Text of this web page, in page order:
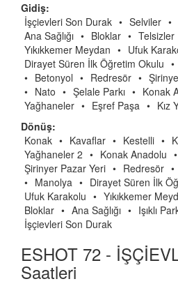
Gidiş:
İşçievleri Son Durak • Selviler •
Ana Sağlığı • Bloklar • Telsizler
Yıkıkkemer Meydan • Ufuk
Dirayet Süren İlk Öğretim Okulu •
• Betonyol • Redresör •
• Nato • Şelale Parkı • Konak
Yağhaneler • Eşref Paşa • Kız
Dönüş:
Konak • Kavaflar • Kestelli •
Yağhaneler 2 • Konak Anadolu •
Şirinyer Pazar Yeri • Redresör •
• Manolya • Dirayet Süren İlk
Ufuk Karakolu • Yıkıkkemer
Bloklar • Ana Sağlığı • Işıklı
İşçievleri Son Durak
ESHOT 72 -
Saatleri